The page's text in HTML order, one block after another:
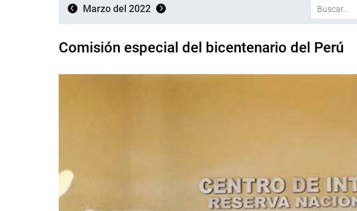
Marzo del 2022
Comisión especial del bicentenario del Perú